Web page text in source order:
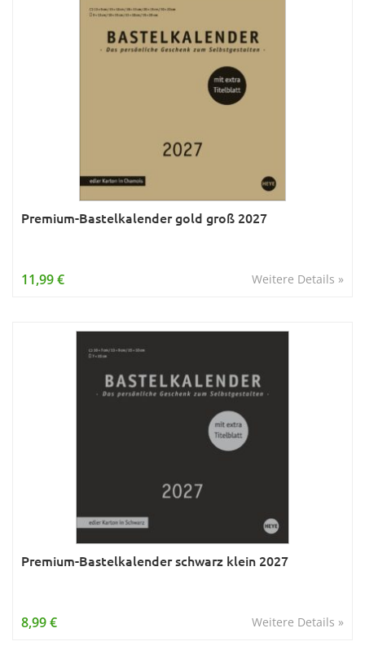
Premium-Bastelkalender gold groß 2027
Weitere Details »
11,99 €
Premium-Bastelkalender schwarz klein 2027
Weitere Details »
8,99 €